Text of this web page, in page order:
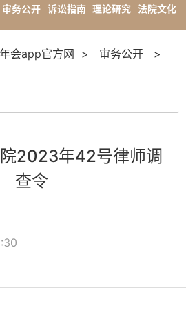
审务公开 诉讼指南 理论研究 法院文化
会app官方网 > 审务公开 >
2023年42号律师调
查令